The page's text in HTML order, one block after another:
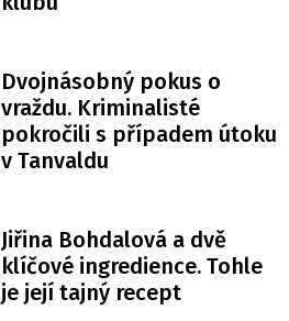
Dvojnásobný pokus o
vraždu. Kriminalisté
pokročili s případem útoku
v Tanvaldu
Jiřina Bohdalová a dvě
klíčové ingredience. Tohle
je její tajný recept